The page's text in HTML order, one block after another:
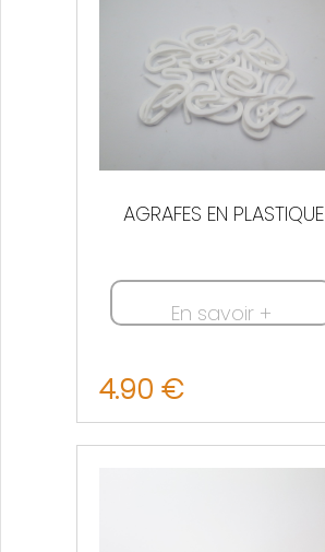
AGRAFES EN PLASTIQUE
En savoir +
4.90 €
Nous contacter